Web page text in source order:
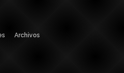
Archivos